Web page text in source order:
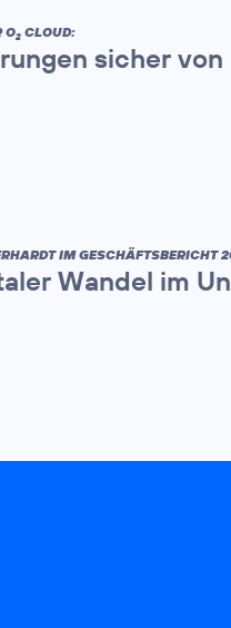
O2 CLOUD:
sicher
IM GESCHÄFTSBERICHT
Wandel im